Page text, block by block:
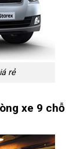
rẻ
xe 9 chỗ